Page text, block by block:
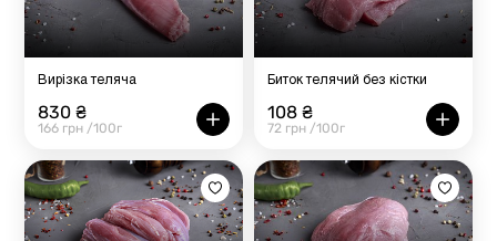
Вирізка теляча
830 ₴
166 грн /100г
Биток телячий без кістки
108 ₴
72 грн /100г